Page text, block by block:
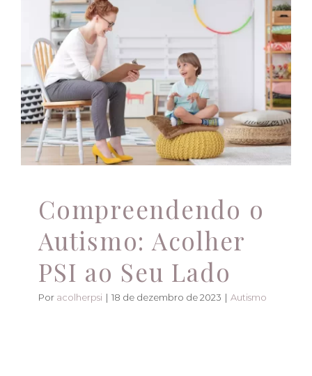
Compreendendo o
Autismo: Acolher PSI
ao Seu Lado
Autismo
Compreendendo o
Autismo: Acolher
PSI ao Seu Lado
Por acolherpsi | 18 de dezembro de 2023 | Autismo